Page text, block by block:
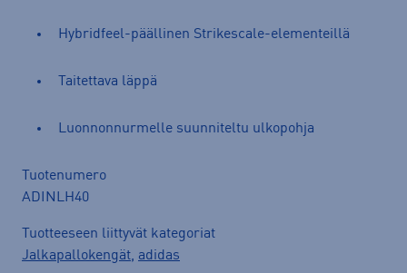
Hybridfeel-päällinen Strikescale-elementeillä
Taitettava läppä
Luonnonnurmelle suunniteltu ulkopohja
Tuotenumero
ADINLH40
Tuotteeseen liittyvät kategoriat
Jalkapallokengät, adidas